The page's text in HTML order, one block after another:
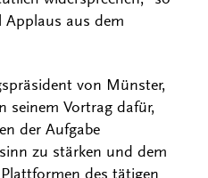
Applaus aus dem
von Münster,
seinem Vortrag dafür,
der Aufgabe
zu stärken und dem
des tätigen